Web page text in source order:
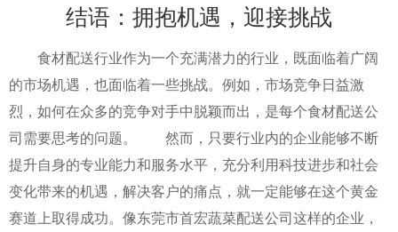
结语：拥抱机遇，迎接挑战
食材配送行业作为一个充满潜力的行业，既面临着广阔
的市场机遇，也面临着一些挑战。例如，市场竞争日益激
烈，如何在众多的竞争对手中脱颖而出，是每个食材配送公
司需要思考的问题。 然而，只要行业内的企业能够不断
提升自身的专业能力和服务水平，充分利用科技进步和社会
变化带来的机遇，解决客户的痛点，就一定能够在这个黄金
赛道上取得成功。像东莞市首宏蔬菜配送公司这样的企业，